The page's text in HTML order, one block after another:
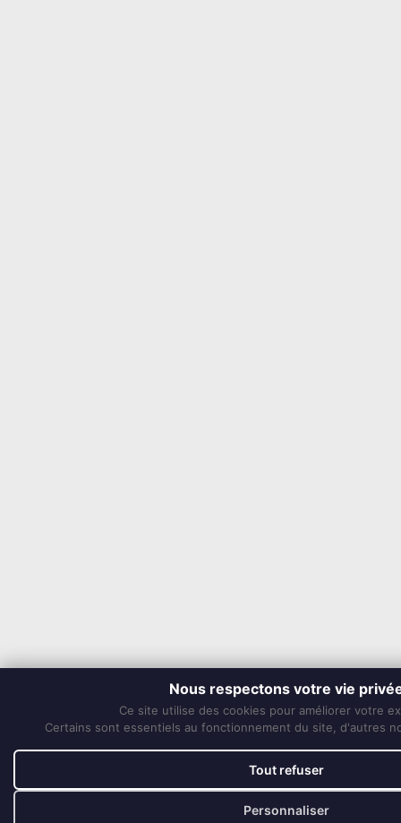
Nous respectons votre vie
Ce site utilise des cookies pour améliorer votre
Certains sont essentiels au fonctionnement du site, d'autres
Tout refuser
Personnaliser